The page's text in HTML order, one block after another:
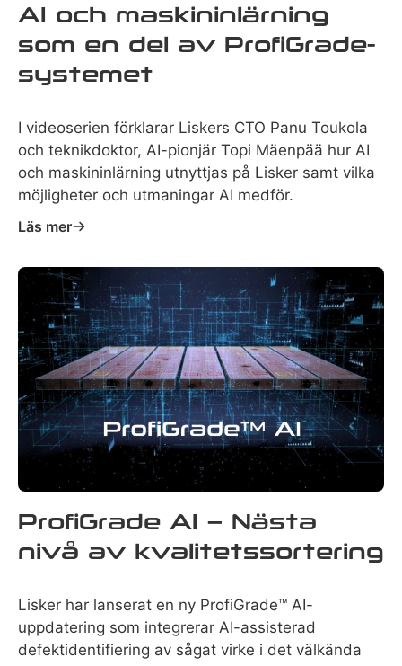
AI och maskininlärning
som en del av ProfiGrade-
systemet
I videoserien förklarar Liskers CTO Panu Toukola
och teknikdoktor, AI-pionjär Topi Mäenpää hur AI
och maskininlärning utnyttjas på Lisker samt vilka
möjligheter och utmaningar AI medför.
Läs mer
ProfiGrade AI – Nästa
nivå av kvalitetssortering
Lisker har lanserat en ny ProfiGrade™ AI-
uppdatering som integrerar AI-assisterad
defektidentifiering av sågat virke i det välkända